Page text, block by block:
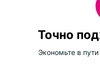
Точно
Экономьте в